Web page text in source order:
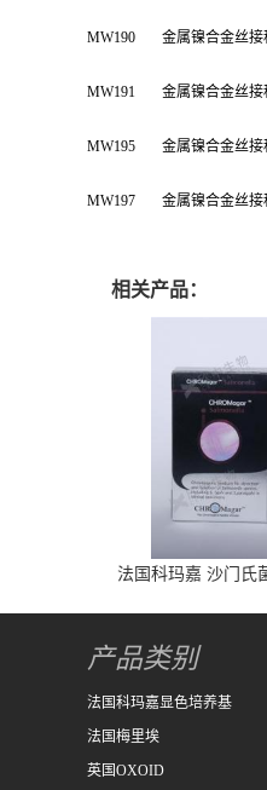
MW190 金属镍合金丝接
MW191 金属镍合金丝接
MW195 金属镍合金丝接
MW197 金属镍合金丝接
相关产品：
法国科玛嘉 沙门氏
产品类别
法国科玛嘉显色培养基
法国梅里埃
英国OXOID